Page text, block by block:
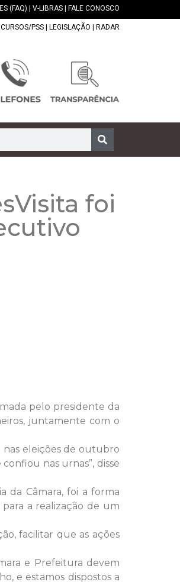
(FAQ) V-LIBRAS FALE CONOSCO
PSS LEGISLAÇÃO RADAR
foi
pelo presidente da
juntamente com o
nas eleições de outubro
nas urnas”, disse
da Câmara, foi a forma
a realização de um
facilitar que as ações
e Prefeitura devem
e estamos dispostos a